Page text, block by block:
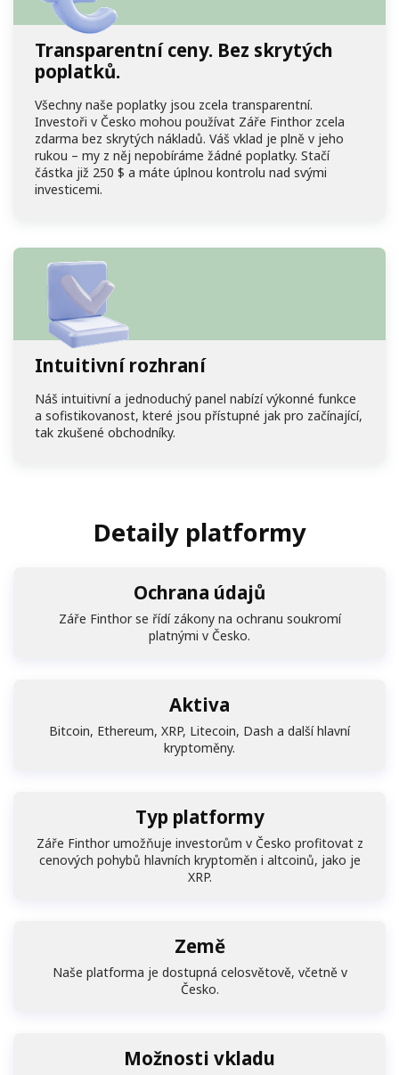
Transparentní ceny. Bez skrytých
poplatků.
Všechny naše poplatky jsou zcela transparentní.
Investoři v Česko mohou používat Záře Finthor zcela
zdarma bez skrytých nákladů. Váš vklad je plně v jeho
rukou – my z něj nepobíráme žádné poplatky. Stačí
částka již 250 $ a máte úplnou kontrolu nad svými
investicemi.
Intuitivní rozhraní
Náš intuitivní a jednoduchý panel nabízí výkonné funkce
a sofistikovanost, které jsou přístupné jak pro začínající,
tak zkušené obchodníky.
Detaily platformy
Ochrana údajů
Záře Finthor se řídí zákony na ochranu soukromí
platnými v Česko.
Aktiva
Bitcoin, Ethereum, XRP, Litecoin, Dash a další hlavní
kryptoměny.
Typ platformy
Záře Finthor umožňuje investorům v Česko profitovat z
cenových pohybů hlavních kryptoměn i altcoinů, jako je
XRP.
Země
Naše platforma je dostupná celosvětově, včetně v
Česko.
Možnosti vkladu